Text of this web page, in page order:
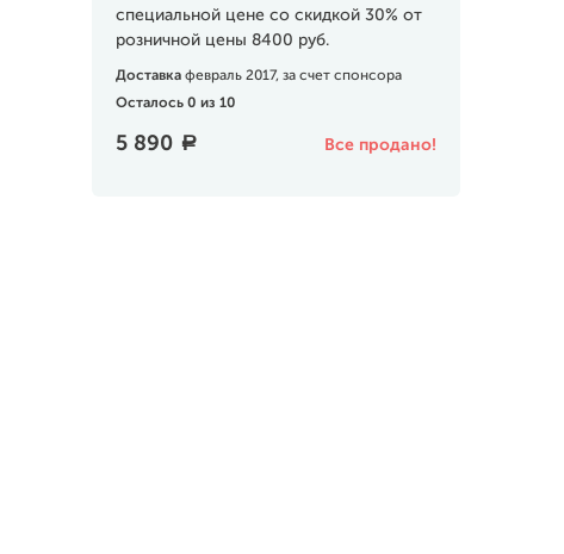
специальной цене со скидкой 30% от
розничной цены 8400 руб.
Доставка февраль 2017, за счет спонсора
Осталось 0 из 10
5 890 a Все продано!